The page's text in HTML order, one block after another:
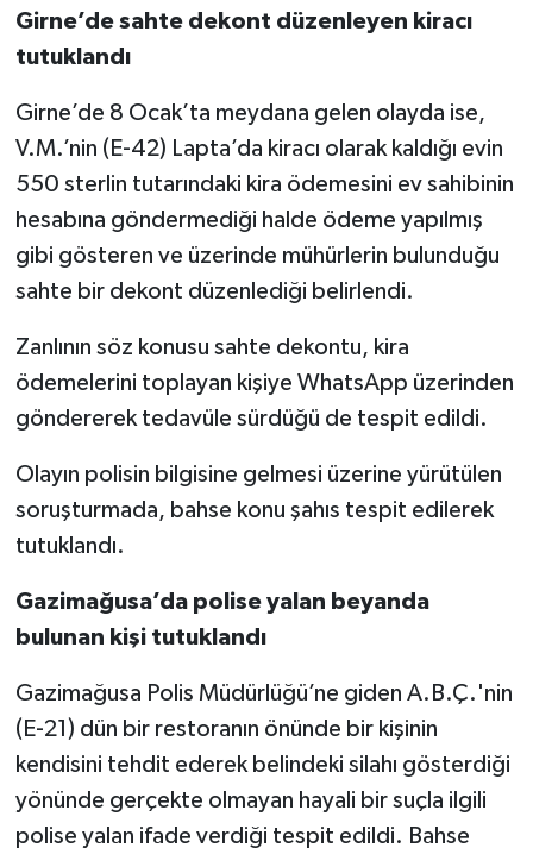
Girne’de sahte dekont düzenleyen kiracı
tutuklandı
Girne’de 8 Ocak’ta meydana gelen olayda ise,
V.M.’nin (E-42) Lapta’da kiracı olarak kaldığı evin
550 sterlin tutarındaki kira ödemesini ev sahibinin
hesabına göndermediği halde ödeme yapılmış
gibi gösteren ve üzerinde mühürlerin bulunduğu
sahte bir dekont düzenlediği belirlendi.
Zanlının söz konusu sahte dekontu, kira
ödemelerini toplayan kişiye WhatsApp üzerinden
göndererek tedavüle sürdüğü de tespit edildi.
Olayın polisin bilgisine gelmesi üzerine yürütülen
soruşturmada, bahse konu şahıs tespit edilerek
tutuklandı.
Gazimağusa’da polise yalan beyanda
bulunan kişi tutuklandı
Gazimağusa Polis Müdürlüğü’ne giden A.B.Ç.'nin
(E-21) dün bir restoranın önünde bir kişinin
kendisini tehdit ederek belindeki silahı gösterdiği
yönünde gerçekte olmayan hayali bir suçla ilgili
polise yalan ifade verdiği tespit edildi. Bahse